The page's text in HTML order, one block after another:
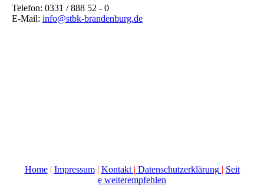
Telefon: 0331 / 888 52 - 0
E-Mail: info@stbk-brandenburg.de
Home| Impressum| Kontakt | Datenschutzerklärung | Seit
e weiterempfehlen